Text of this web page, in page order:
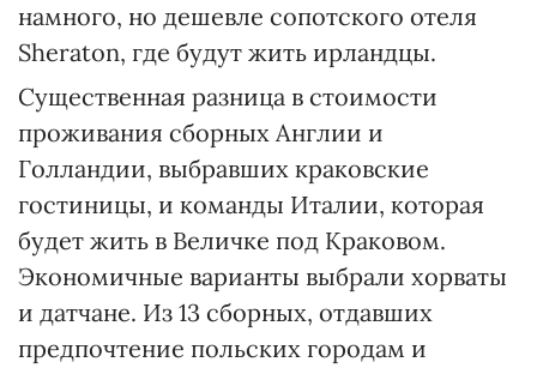
намного, но дешевле сопотского отеля
Sheraton, где будут жить ирландцы.
Существенная разница в стоимости
проживания сборных Англии и
Голландии, выбравших краковские
гостиницы, и команды Италии, которая
будет жить в Величке под Краковом.
Экономичные варианты выбрали хорваты
и датчане. Из 13 сборных, отдавших
предпочтение польских городам и